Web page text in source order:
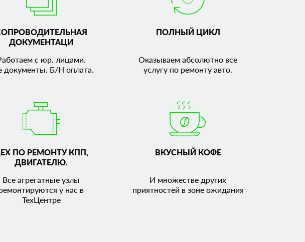
ДОКУМЕНТАЦИ
с юр. лицами.
документы. Б/Н оплата.
ПОЛНЫЙ ЦИКЛ
Оказываем абсолютно все
услугу по ремонту авто.
ПО РЕМОНТУ КПП,
ДВИГАТЕЛЮ.
Все агрегатные узлы
у нас в
ТехЦентре
ВКУСНЫЙ КОФЕ
И множестве других
приятностей в зоне ожидания